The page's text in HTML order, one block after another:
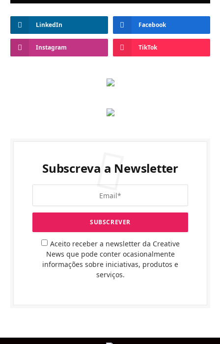
LinkedIn Facebook
Instagram TikTok
Subscreva a Newsletter
Aceito receber a newsletter da Creative
News que pode conter ocasionalmente
informações sobre iniciativas, produtos e
serviços.